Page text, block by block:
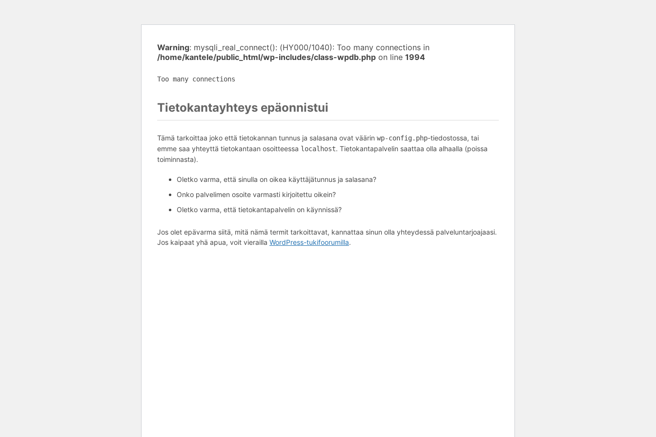
Warning: mysqli_real_connect(): (HY000/1040): Too many connections in
/home/kantele/public_html/wp-includes/class-wpdb.php on line 1994
Too many connections
Tietokantayhteys epäonnistui
Tämä tarkoittaa joko että tietokannan tunnus ja salasana ovat väärin wp-config.php-tiedostossa, tai
emme saa yhteyttä tietokantaan osoitteessa localhost. Tietokantapalvelin saattaa olla alhaalla (poissa
toiminnasta).
Oletko varma, että sinulla on oikea käyttäjätunnus ja salasana?
Onko palvelimen osoite varmasti kirjoitettu oikein?
Oletko varma, että tietokantapalvelin on käynnissä?
Jos olet epävarma siitä, mitä nämä termit tarkoittavat, kannattaa sinun olla yhteydessä palveluntarjoajaasi.
Jos kaipaat yhä apua, voit vierailla WordPress-tukifoorumilla.